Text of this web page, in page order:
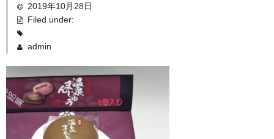
在庫処分セール
全取扱商品
お勧め商品
新商品
MONDE SELECTION
2019年10月28日
Filed under:
admin